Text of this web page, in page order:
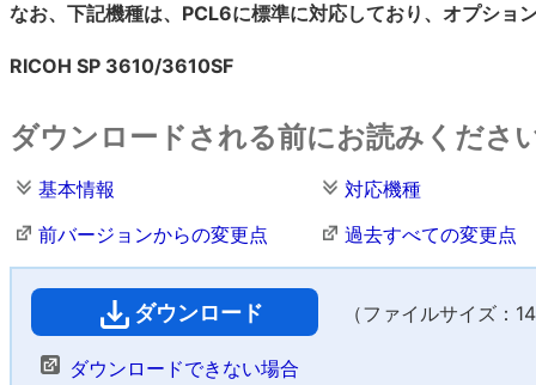
なお、下記機種は、PCL6に標準に対応しており、オプショ
RICOH SP 3610/3610SF
ダウンロードされる前にお読みくださ
基本情報
対応機種
前バージョンからの変更点
過去すべての変更点
ダウンロード （ファイルサイズ：
ダウンロードできない場合